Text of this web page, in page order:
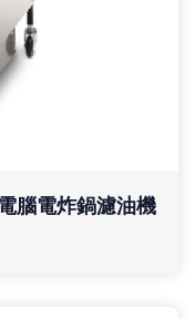
腦電炸鍋濾油機